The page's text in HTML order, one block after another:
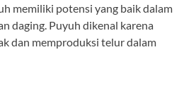
memiliki potensi yang baik dalam
daging. Puyuh dikenal karena
dan memproduksi telur dalam